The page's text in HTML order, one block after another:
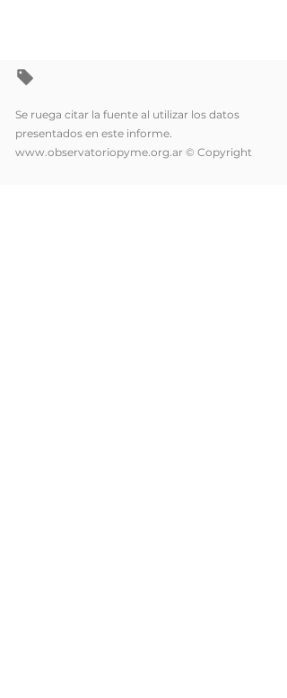
Se ruega citar la fuente al utilizar los datos
presentados en este informe.
www.observatoriopyme.org.ar © Copyright